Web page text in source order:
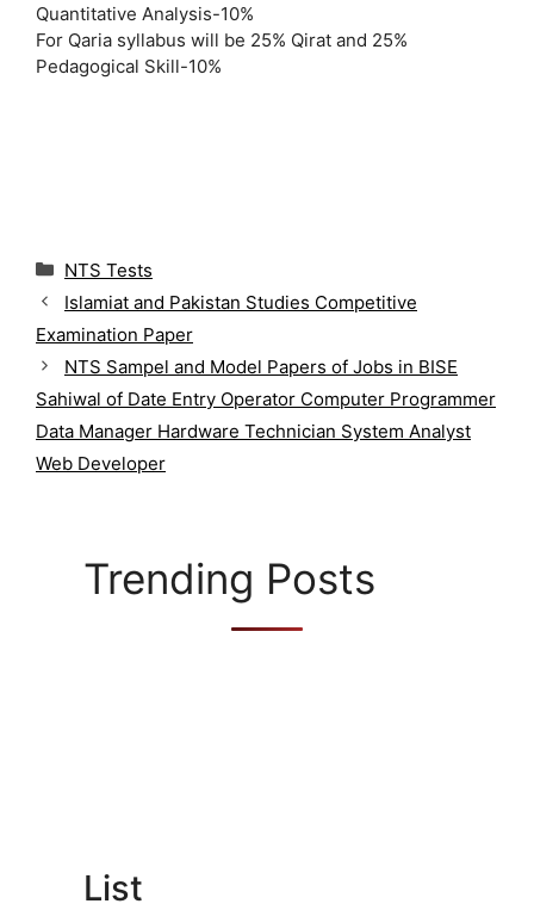
Quantitative Analysis-10%
For Qaria syllabus will be 25% Qirat and 25%
Pedagogical Skill-10%
C
t
e
g
o
r
i
e
NTS Tests
Islamiat and Pakistan Studies Competitive
Examination Paper
NTS Sampel and Model Papers of Jobs in BISE
Sahiwal of Date Entry Operator Computer Programmer
Data Manager Hardware Technician System Analyst
Web Developer
Trending Posts
List